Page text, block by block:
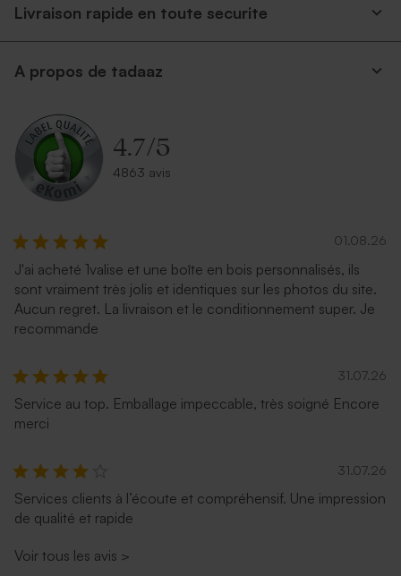
Enveloppe rectangulaire
argent
Enveloppe couleur bleu nuit Enveloppe mariage
émeraude
Enveloppe mariage lavande Enveloppe noire rectangle
Livraison rapide en toute securite
A propos de tadaaz
4.7/5
4863 avis
01.08.26
J'ai acheté 1valise et une boîte en bois personnalisés, ils
sont vraiment très jolis et identiques sur les photos du site.
Aucun regret. La livraison et le conditionnement super. Je
recommande
31.07.26
Service au top. Emballage impeccable, très soigné Encore
merci
31.07.26
Services clients à l’écoute et compréhensif. Une impression
de qualité et rapide
Voir tous les avis >